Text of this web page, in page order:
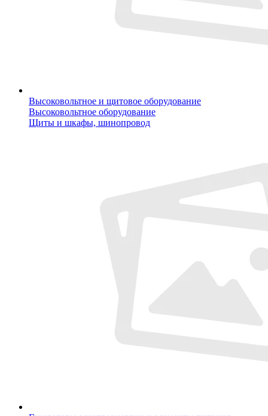
Высоковольтное и щитовое оборудование
Высоковольтное оборудование
Щиты и шкафы, шинопровод